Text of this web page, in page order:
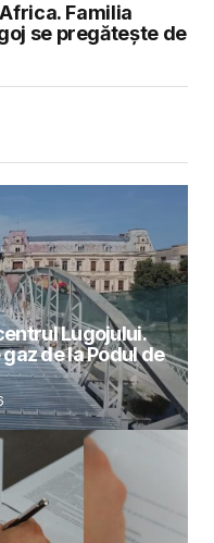
Familia
se pregătește de
Lugojului.
de la Podul de